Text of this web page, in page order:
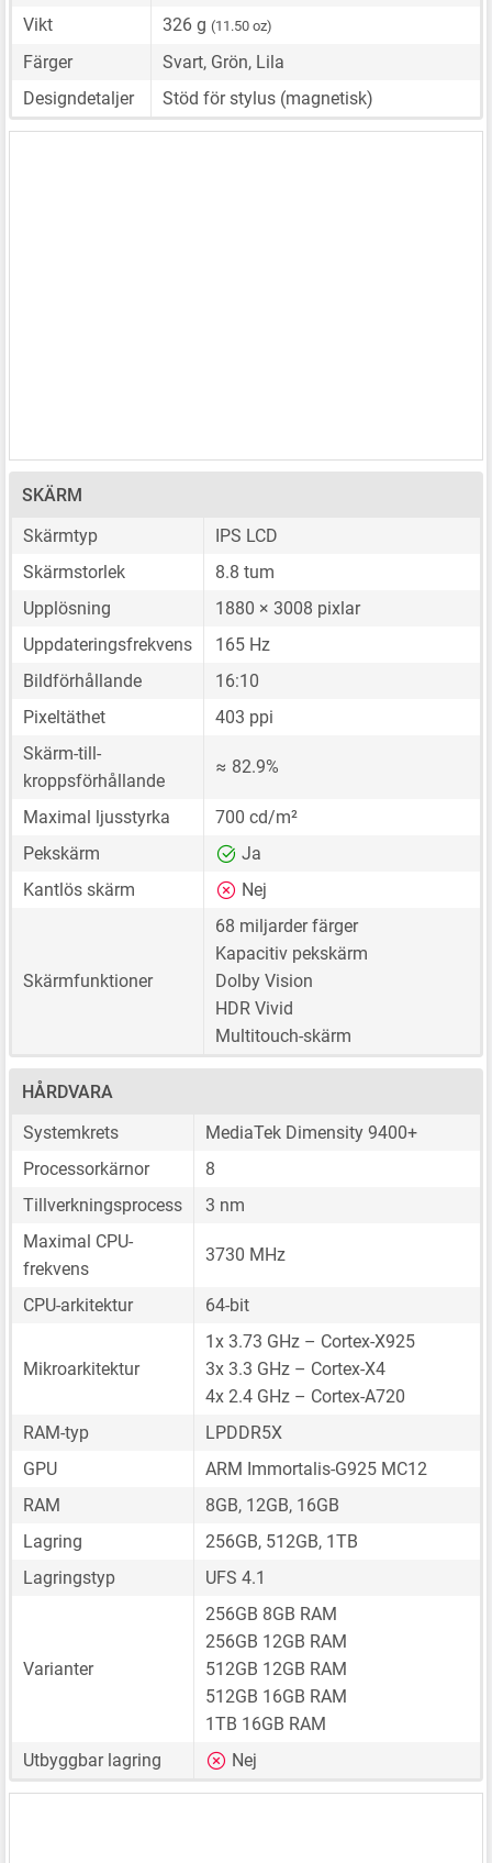
Vikt 326 g (11.50 oz)
Färger
Svart, Grön, Lila
Designdetaljer
Stöd för stylus (magnetisk)
SKÄRM
Skärmtyp
IPS LCD
Skärmstorlek
8.8 tum
Upplösning
1880 × 3008 pixlar
Uppdateringsfrekvens
165 Hz
Bildförhållande
16:10
Pixeltäthet
403 ppi
Skärm-till-
kroppsförhållande
≈ 82.9%
Maximal ljusstyrka
700 cd/m²
Pekskärm
Ja
Kantlös skärm
Nej
Skärmfunktioner
68 miljarder färger
Kapacitiv pekskärm
Dolby Vision
HDR Vivid
Multitouch-skärm
HÅRDVARA
Systemkrets
MediaTek Dimensity 9400+
Processorkärnor
8
Tillverkningsprocess
3 nm
Maximal CPU-
frekvens
3730 MHz
CPU-arkitektur 64-bit
Mikroarkitektur
1x 3.73 GHz – Cortex-X925
3x 3.3 GHz – Cortex-X4
4x 2.4 GHz – Cortex-A720
RAM-typ
LPDDR5X
GPU
ARM Immortalis-G925 MC12
RAM
8GB, 12GB, 16GB
Lagring
256GB, 512GB, 1TB
Lagringstyp
UFS 4.1
Varianter
256GB 8GB RAM
256GB 12GB RAM
512GB 12GB RAM
512GB 16GB RAM
1TB 16GB RAM
Utbyggbar lagring
Nej